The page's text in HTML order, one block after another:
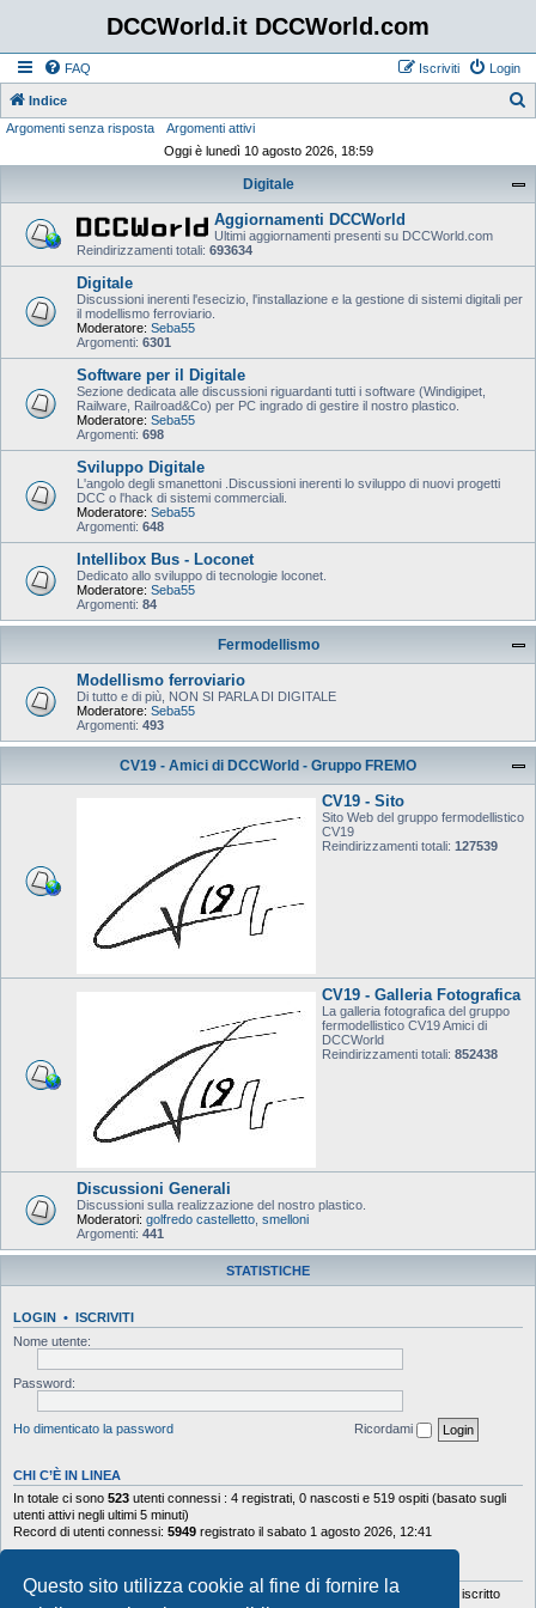
Questo sito utilizza cookie al fine di fornire la
DCCWorld.it DCCWorld.com
FAQ Login
Iscriviti
Indice
Argomenti senza risposta
Argomenti attivi
Oggi è lunedì 10 agosto 2026, 18:59
Digitale
Aggiornamenti DCCWorld
Ultimi aggiornamenti presenti su DCCWorld.com
Reindirizzamenti totali: 693634
Digitale
Discussioni inerenti l'esecizio, l'installazione e la gestione di sistemi digitali per
il modellismo ferroviario.
Moderatore: Seba55
Argomenti: 6301
Software per il Digitale
Sezione dedicata alle discussioni riguardanti tutti i software (Windigipet,
Railware, Railroad&Co) per PC ingrado di gestire il nostro plastico.
Moderatore: Seba55
Argomenti: 698
Sviluppo Digitale
L'angolo degli smanettoni .Discussioni inerenti lo sviluppo di nuovi progetti
DCC o l'hack di sistemi commerciali.
Moderatore: Seba55
Argomenti: 648
Intellibox Bus - Loconet
Dedicato allo sviluppo di tecnologie loconet.
Moderatore: Seba55
Argomenti: 84
Fermodellismo
Modellismo ferroviario
Di tutto e di più, NON SI PARLA DI DIGITALE
Moderatore: Seba55
Argomenti: 493
CV19 - Amici di DCCWorld - Gruppo FREMO
CV19 - Sito
Sito Web del gruppo fermodellistico
CV19
Reindirizzamenti totali: 127539
CV19 - Galleria Fotografica
La galleria fotografica del gruppo
fermodellistico CV19 Amici di
DCCWorld
Reindirizzamenti totali: 852438
Discussioni Generali
Discussioni sulla realizzazione del nostro plastico.
Moderatori: golfredo castelletto smelloni
Argomenti: 441
STATISTICHE
LOGIN • ISCRIVITI
Nome utente:
Password:
Ho dimenticato la password Ricordami
CHI C’È IN LINEA
In totale ci sono 523 utenti connessi : 4 registrati, 0 nascosti e 519 ospiti (basato sugli
utenti attivi negli ultimi 5 minuti)
Record di utenti connessi: 5949 registrato il sabato 1 agosto 2026, 12:41
Totale messaggi103644• Totale argomenti 9878• Totale iscritti 5630
• Ultimo iscritto